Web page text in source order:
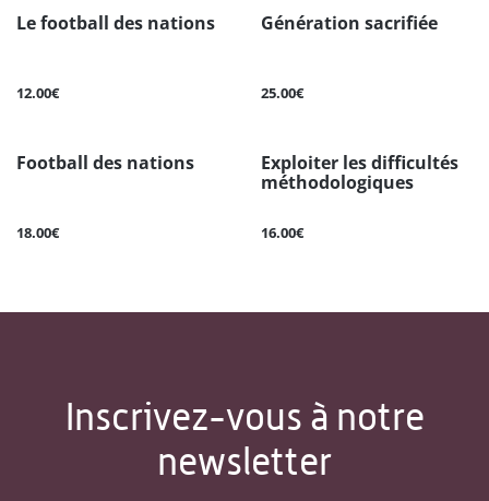
Le football des nations
12.00€
Génération sacrifiée
25.00€
Football des nations
18.00€
Exploiter les difficultés
méthodologiques
16.00€
Inscrivez-vous à notre
newsletter